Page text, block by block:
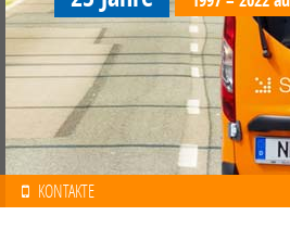
Mehr …
Mehr …
Bewährtes in Schwarz und Weiß
für Tiefgaragen und Parkhäuser
KONTAKTE